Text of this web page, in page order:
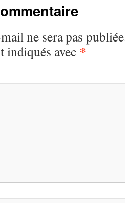
ne sera pas
indiqués avec *